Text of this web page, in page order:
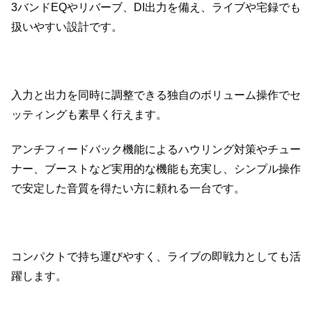
3バンドEQやリバーブ、DI出力を備え、ライブや宅録でも
扱いやすい設計です。
入力と出力を同時に調整できる独自のボリューム操作でセ
ッティングも素早く行えます。
アンチフィードバック機能によるハウリング対策やチュー
ナー、ブーストなど実用的な機能も充実し、シンプル操作
で安定した音質を得たい方に頼れる一台です。
コンパクトで持ち運びやすく、ライブの即戦力としても活
躍します。